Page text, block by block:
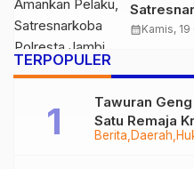
Amankan
calendar_monthKamis,
TERPOPULER
Berita Daerah
Tawuran
Satu Remaja
Ditangkap